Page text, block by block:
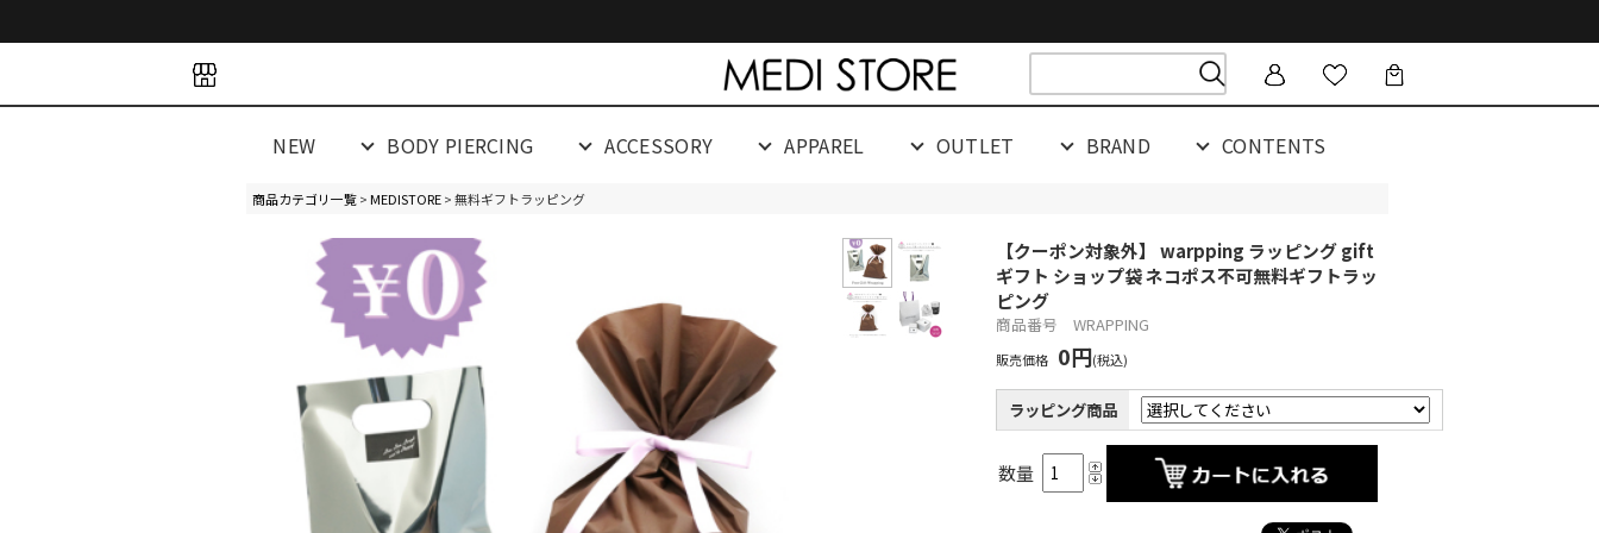
NEW BODY PIERCING ACCESSORY APPAREL OUTLET BRAND CONTENTS
商品カテゴリ一覧>MEDISTORE> 無料ギフトラッピング
【クーポン対象外】 warpping ラッピング gift
ギフト ショップ袋 ネコポス不可無料ギフトラッ
ピング
商品番号 WRAPPING
販売価格 0円(税込)
ラッピング商品
数量